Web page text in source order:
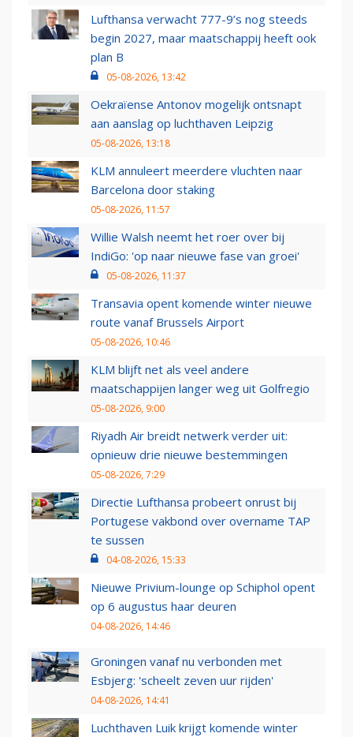
Lufthansa verwacht 777-9’s nog steeds
begin 2027, maar maatschappij heeft ook
plan B
05-08-2026, 13:42
Oekraïense Antonov mogelijk ontsnapt
aan aanslag op luchthaven Leipzig
05-08-2026, 13:18
KLM annuleert meerdere vluchten naar
Barcelona door staking
05-08-2026, 11:57
Willie Walsh neemt het roer over bij
IndiGo: 'op naar nieuwe fase van groei'
05-08-2026, 11:37
Transavia opent komende winter nieuwe
route vanaf Brussels Airport
05-08-2026, 10:46
KLM blijft net als veel andere
maatschappijen langer weg uit Golfregio
05-08-2026, 9:00
Riyadh Air breidt netwerk verder uit:
opnieuw drie nieuwe bestemmingen
05-08-2026, 7:29
Directie Lufthansa probeert onrust bij
Portugese vakbond over overname TAP
te sussen
04-08-2026, 15:33
Nieuwe Privium-lounge op Schiphol opent
op 6 augustus haar deuren
04-08-2026, 14:46
Groningen vanaf nu verbonden met
Esbjerg: 'scheelt zeven uur rijden'
04-08-2026, 14:41
Luchthaven Luik krijgt komende winter